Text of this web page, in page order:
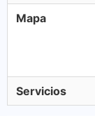
Mapa
Servicios